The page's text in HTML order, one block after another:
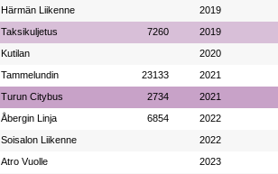
Härmän Liikenne 2019
Taksikuljetus 7260 2019
Kutilan 2020
Tammelundin 23133 2021
Turun Citybus 2734 2021
Åbergin Linja 6854 2022
Soisalon Liikenne 2022
Atro Vuolle 2023